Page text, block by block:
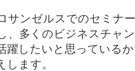
サンゼルスでのセミナ
、多くのビジネスチャ
躍したいと思っている
します。